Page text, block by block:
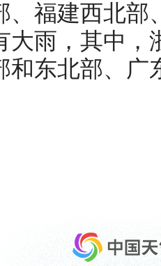
、福建西北部
大雨，其中，
和东北部、广